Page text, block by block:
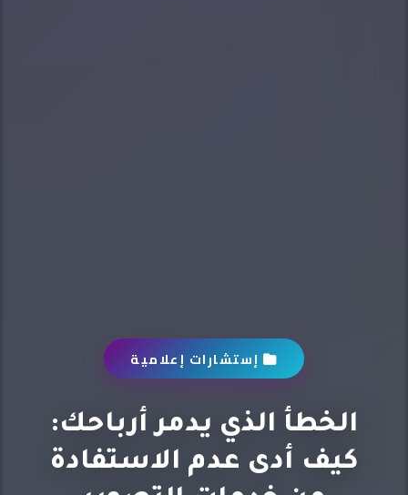
إستشارات إعلامية
الخطأ الذي يدمر أرباحك:
كيف أدى عدم الاستفادة